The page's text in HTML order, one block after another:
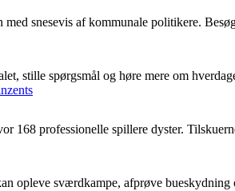
snesevis af kommunale politikere.
stille spørgsmål og høre mere om
168 professionelle spillere dyster.
opleve sværdkampe, afprøve bueskydning